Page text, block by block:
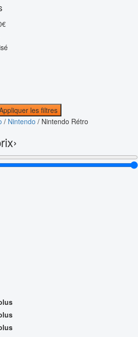
les filtres
/ Nintendo / Nintendo Rétro
›